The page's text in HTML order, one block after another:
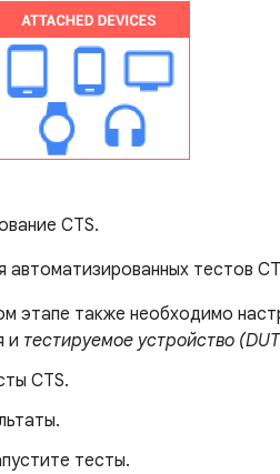
CTS.
автоматизированных тестов
этапе также необходимо
и тестируемое устройство
CTS.
тесты.